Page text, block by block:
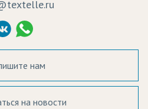
ПД
нам
на новости